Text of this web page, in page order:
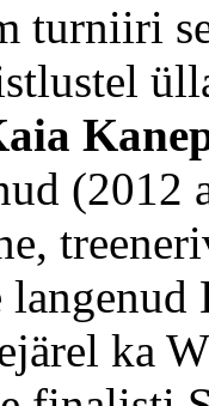
turniiri
(2012
ka